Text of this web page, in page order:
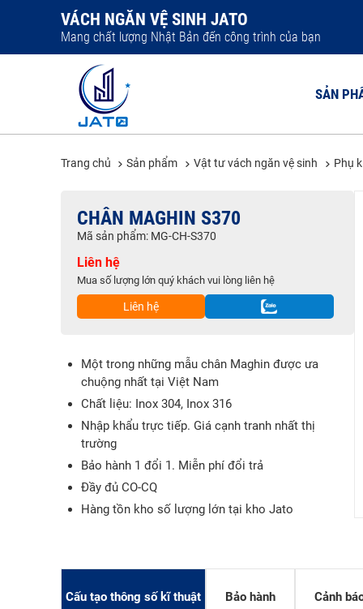
VÁCH NGĂN VỆ SINH JATO
Mang chất lượng Nhật Bản đến công trình của bạn
SẢN
Trang chủ Sản phẩm Vật tư vách ngăn vệ sinh Phụ
CHÂN MAGHIN S370
Mã sản phẩm: MG-CH-S370
Liên hệ
Mua số lượng lớn quý khách vui lòng liên hệ
Liên hệ
Một trong những mẫu chân Maghin được ưa
chuộng nhất tại Việt Nam
Chất liệu: Inox 304, Inox 316
Nhập khẩu trực tiếp. Giá cạnh tranh nhất thị
trường
Bảo hành 1 đổi 1. Miễn phí đổi trả
Đầy đủ CO-CQ
Hàng tồn kho số lượng lớn tại kho Jato
Cấu tạo thông số kĩ thuật Bảo hành Cảnh